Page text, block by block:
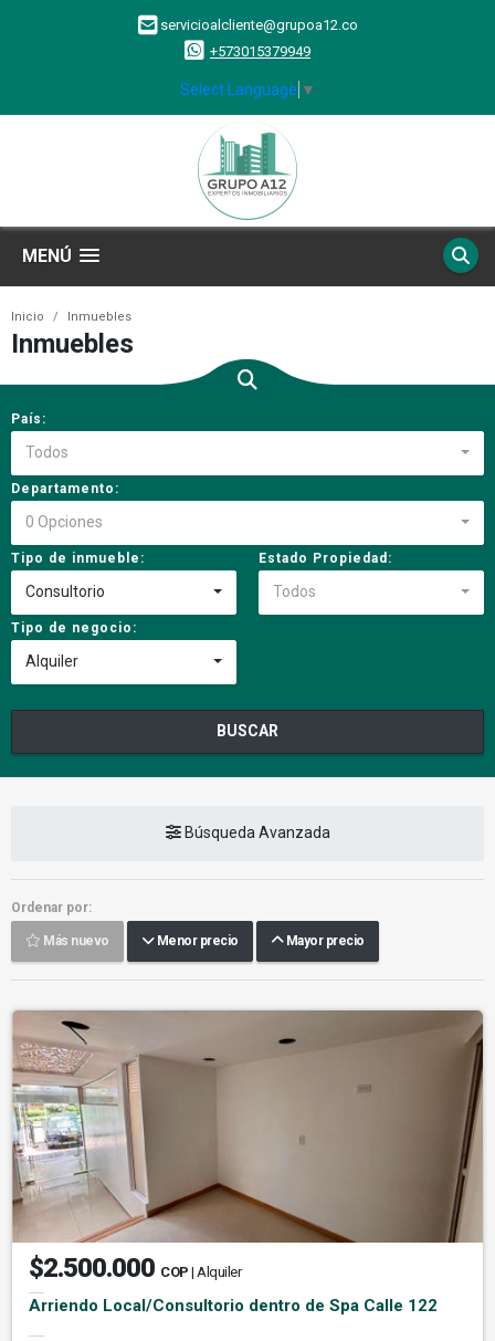
servicioalcliente@grupoa12.co
+573015379949
Select Language ▼
MENÚ
Inicio Inmuebles
Inmuebles
País:
Todos
Departamento:
0 Opciones
Tipo de inmueble:
Consultorio
Estado Propiedad:
Todos
Tipo de negocio:
Alquiler
BUSCAR
Búsqueda Avanzada
Ordenar por:
Más nuevo Menor precio Mayor precio
$2.500.000 COP | Alquiler
Arriendo Local/Consultorio dentro de Spa Calle 122